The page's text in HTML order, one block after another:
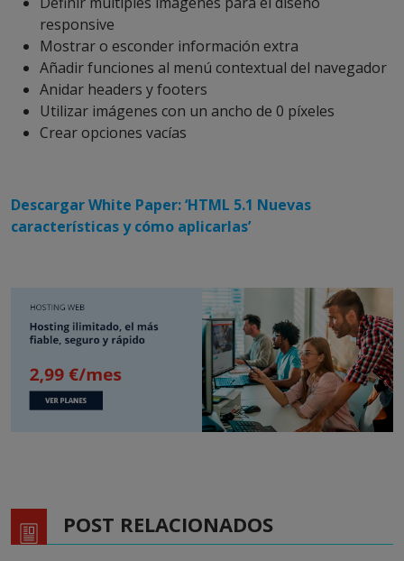
responsive
Mostrar o esconder información extra
Añadir funciones al menú contextual del navegador
Anidar headers y footers
Utilizar imágenes con un ancho de 0 píxeles
Crear opciones vacías
Descargar White Paper: ‘HTML 5.1 Nuevas
características y cómo aplicarlas’
POST RELACIONADOS